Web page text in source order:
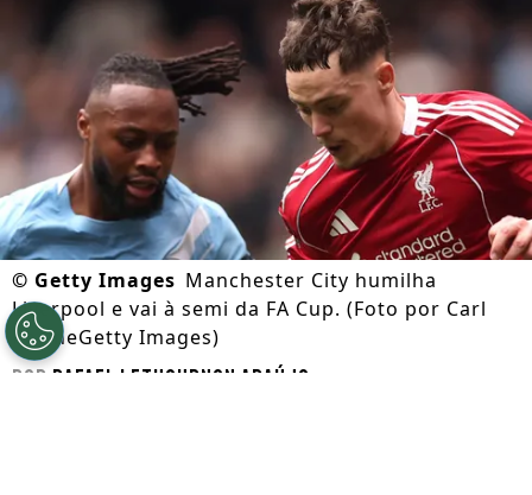
© Getty Images Manchester City humilha
Liverpool e vai à semi da FA Cup. (Foto por Carl
RecineGetty Images)
Por Rafael Lethournon Araújo